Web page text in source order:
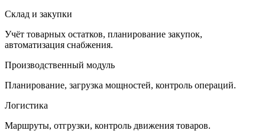
Склад и закупки
Учёт товарных остатков, планирование закупок,
автоматизация снабжения.
Производственный модуль
Планирование, загрузка мощностей, контроль операций.
Логистика
Маршруты, отгрузки, контроль движения товаров.